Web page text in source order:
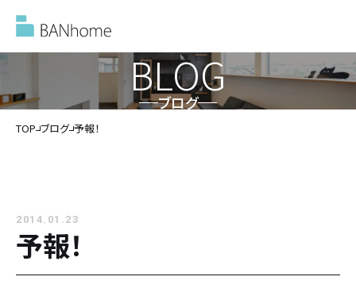
イベント情報
バンホームの家づくり
BLOG
ブログ
TOP ブログ 予報！
2014.01.23
予報！